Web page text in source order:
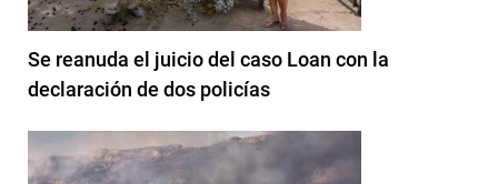
Se reanuda el juicio del caso Loan con la
declaración de dos policías